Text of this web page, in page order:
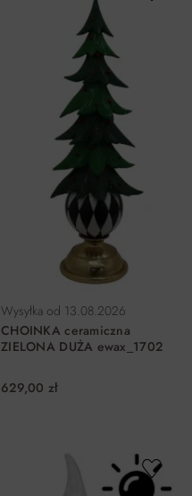
Wysyłka od 13.08.2026
CHOINKA ceramiczna
ZIELONA DUŻA ewax_1702
629,00 zł